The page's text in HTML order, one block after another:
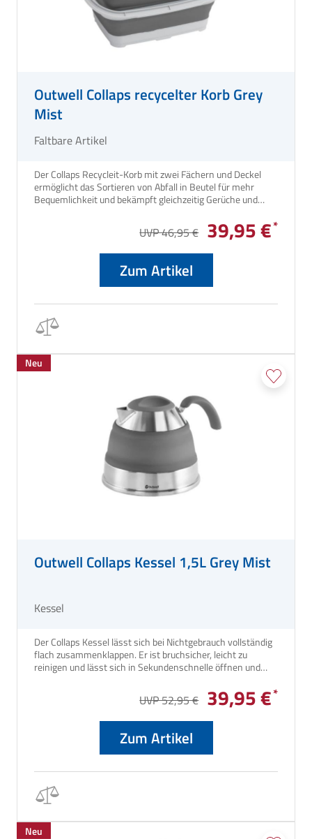
Outwell Collaps recycelter Korb Grey
Mist
Faltbare Artikel
Der Collaps Recycleit-Korb mit zwei Fächern und Deckel
ermöglicht das Sortieren von Abfall in Beutel für mehr
Bequemlichkeit und bekämpft gleichzeitig Gerüche und
UVP 46,95 € 39,95 €
Zum Artikel
Neu
Outwell Collaps Kessel 1,5L Grey Mist
Kessel
Der Collaps Kessel lässt sich bei Nichtgebrauch vollständig
flach zusammenklappen. Er ist bruchsicher, leicht zu
reinigen und lässt sich in Sekundenschnelle öffnen und
UVP 52,95 € 39,95 €
Zum Artikel
Neu